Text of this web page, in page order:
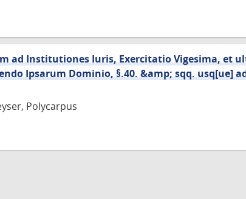
ad Institutiones Iuris, Exercitatio Vigesima, et
Ipsarum Dominio, §.40. &amp; sqq. usq[ue]
Polycarpus